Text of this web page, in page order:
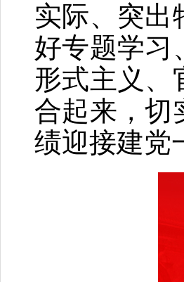
实际、突出
好专题学习
形式主义、
合起来，切
绩迎接建党